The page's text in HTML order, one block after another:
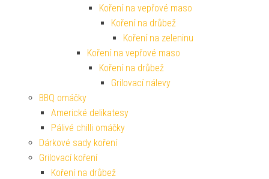
Koření na vepřové maso
Koření na drůbež
Koření na zeleninu
Koření na vepřové maso
Koření na drůbež
Grilovací nálevy
BBQ omáčky
Americké delikatesy
Pálivé chilli omáčky
Dárkové sady koření
Grilovací koření
Koření na drůbež